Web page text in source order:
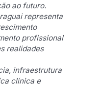
ao futuro.
representa
profissional
realidades
infraestrutura
clínica e